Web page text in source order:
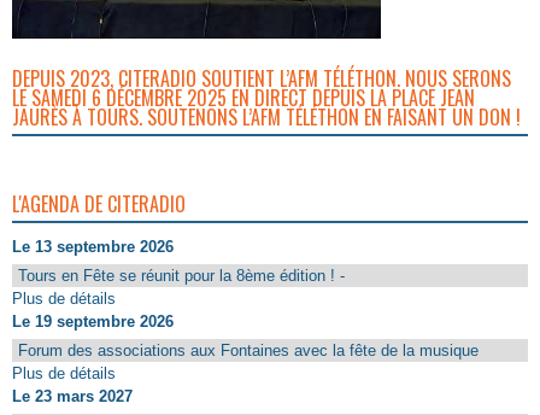
DEPUIS 2023, CITERADIO SOUTIENT L’AFM TÉLÉTHON. NOUS SERONS
LE SAMEDI 6 DÉCEMBRE 2025 EN DIRECT DEPUIS LA PLACE JEAN
JAURÈS À TOURS. SOUTENONS L’AFM TÉLÉTHON EN FAISANT UN DON !
L'AGENDA DE CITERADIO
Le 13 septembre 2026
Tours en Fête se réunit pour la 8ème édition ! -
Plus de détails
Le 19 septembre 2026
Forum des associations aux Fontaines avec la fête de la musique
Plus de détails
Le 23 mars 2027